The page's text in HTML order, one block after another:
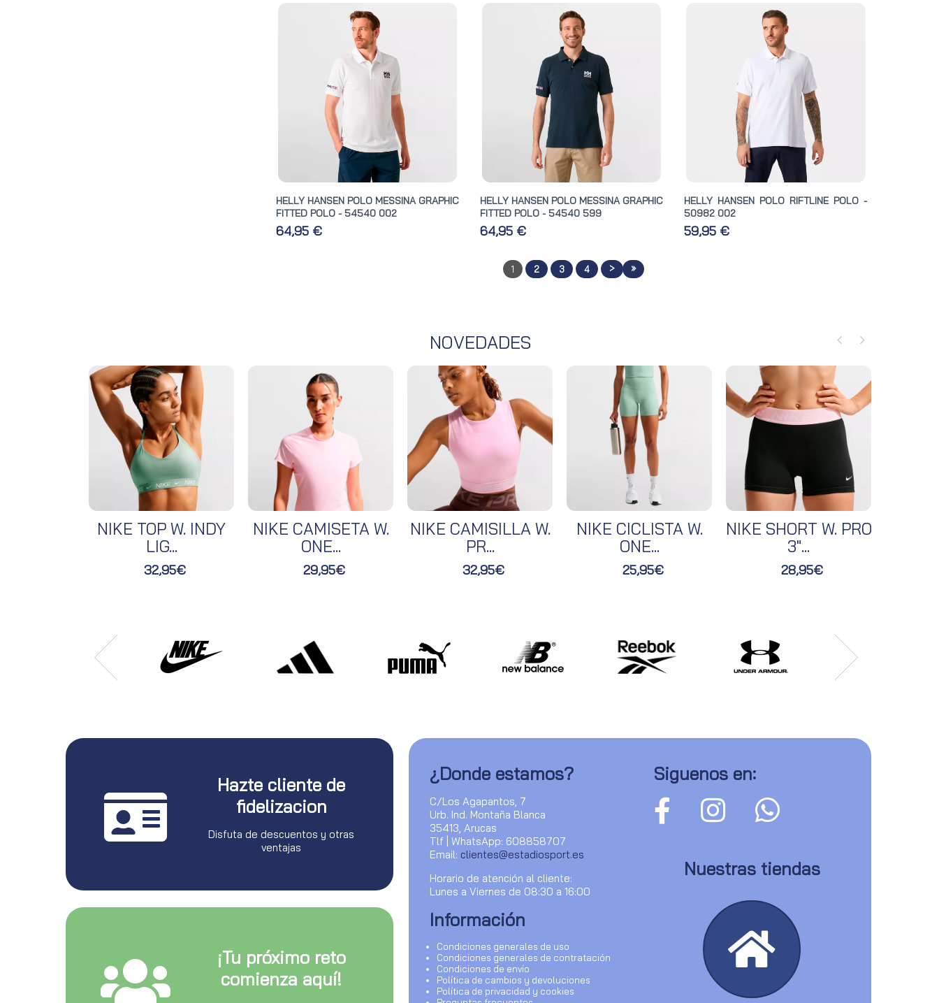
HELLY HANSEN POLO MESSINA GRAPHIC
FITTED POLO - 54540 002
64,95 €
HELLY HANSEN POLO MESSINA GRAPHIC
FITTED POLO - 54540 599
64,95 €
HELLY HANSEN POLO RIFTLINE POLO -
50982 002
59,95 €
1 2 3 4 > »
NOVEDADES
NIKE TOP W. INDY
LIG...
32,95€
NIKE CAMISETA W.
ONE...
29,95€
NIKE CAMISILLA W.
PR...
32,95€
NIKE CICLISTA W.
ONE...
25,95€
NIKE SHORT W. PRO
3"...
28,95€
Hazte cliente de
fidelizacion
Disfuta de descuentos y otras
ventajas
¡Tu próximo reto
comienza aquí!
¿Donde estamos?
C/Los Agapantos, 7
Urb. Ind. Montaña Blanca
35413, Arucas
Tlf | WhatsApp: 608858707
Email: clientes@estadiosport.es
Horario de atención al cliente:
Lunes a Viernes de 08:30 a 16:00
Información
Condiciones generales de uso
Condiciones generales de contratación
Condiciones de envío
Política de cambios y devoluciones
Política de privacidad y cookies
Siguenos en:
Nuestras tiendas